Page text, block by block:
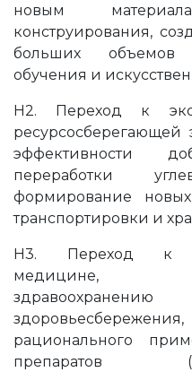
новым
конструирования,
больших объемов
обучения и
Н2. Переход к
ресурсосберегающей
эффективности
переработки
формирование
транспортировки и
Н3. Переход к
медицине,
рационального
препаратов